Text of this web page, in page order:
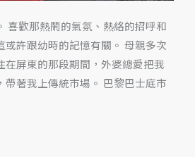
喜歡那熱鬧的氣氛、熱絡的招呼和
或許跟幼時的記憶有關。 母親多次
在屏東的那段期間，外婆總愛把我
帶著我上傳統市場。 巴黎巴士底市